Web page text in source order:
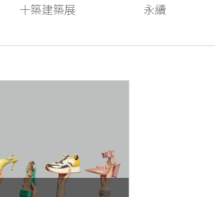
十築建築展 永續